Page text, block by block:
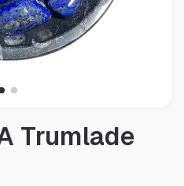
Trumlade